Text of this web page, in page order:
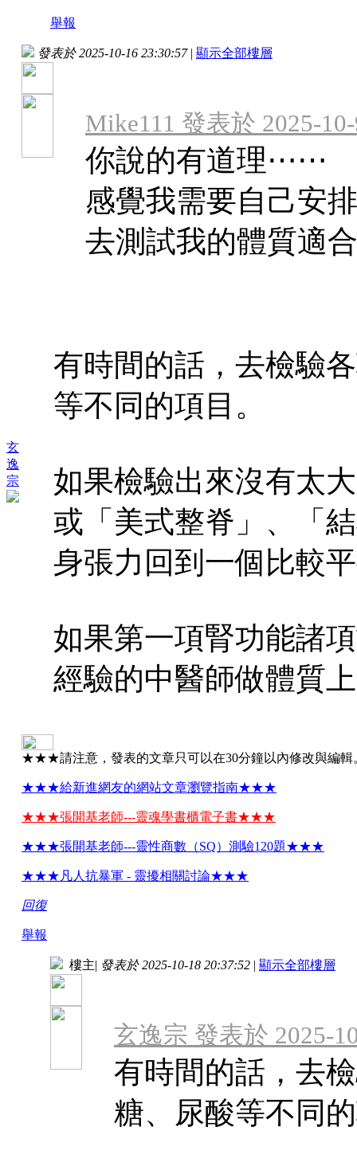
舉報
玄
逸
宗
發表於 2025-10-16 23:30:57 | 顯示全部樓層
Mike111 發表於 2025-
你說的有道理⋯⋯
感覺我需要自己安
去測試我的體質適
有時間的話，去檢驗
等不同的項目。
如果檢驗出來沒有太
或「美式整脊」、「
身張力回到一個比較
如果第一項腎功能諸
經驗的中醫師做體質
★★★請注意，發表的文章只可以在30分鐘以內修改與編
★★★給新進網友的網站文章瀏覽指南★★★
★★★張開基老師---靈魂學書櫃電子書★★★
★★★張開基老師---靈性商數（SQ）測驗120題★★★
★★★凡人抗暴軍 - 靈擾相關討論★★★
回復
舉報
樓主| 發表於 2025-10-18 20:37:52 | 顯示全部樓層
玄逸宗 發表於 2025-
有時間的話，去
糖、尿酸等不同